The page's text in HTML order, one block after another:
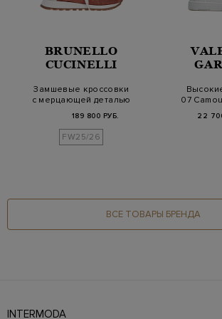
BRUNELLO
CUCINELLI
Замшевые кроссовки
с мерцающей деталью
189 800 РУБ.
FW25/26
07
22
ВСЕ ТОВАРЫ БРЕНДА
INTERMODA